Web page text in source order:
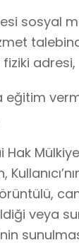
sosyal
adresi,
eğitim
Hak
veya